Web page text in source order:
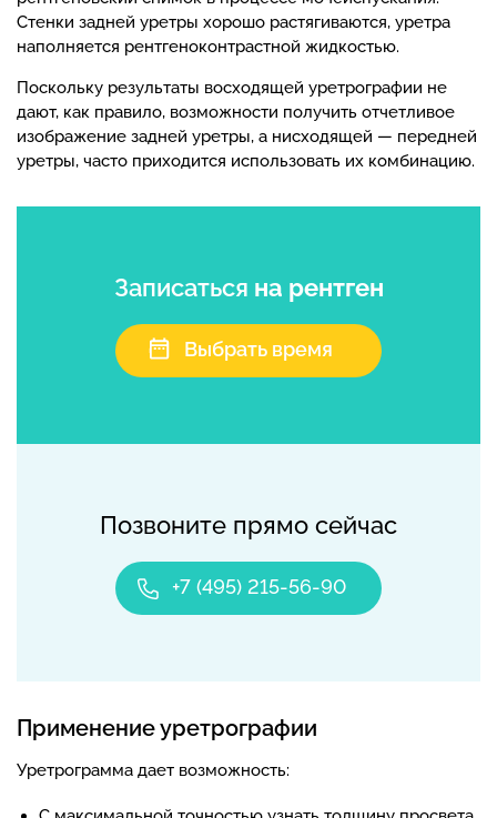
Стенки задней уретры хорошо растягиваются, уретра
наполняется рентгеноконтрастной жидкостью.
Поскольку результаты восходящей уретрографии не
дают, как правило, возможности получить отчетливое
изображение задней уретры, а нисходящей — передней
уретры, часто приходится использовать их комбинацию.
Позвоните прямо сейчас
+7 (495) 215-56-90
Записаться на рентген
Выбрать время
Применение уретрографии
Уретрограмма дает возможность: